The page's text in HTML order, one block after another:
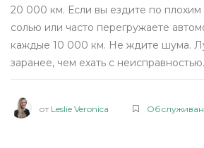
20 000 км. Если вы ездите по
солью или часто перегружаете
каждые 10 000 км. Не ждите шума.
заранее, чем ехать с неисправностью.
от Leslie Veronica